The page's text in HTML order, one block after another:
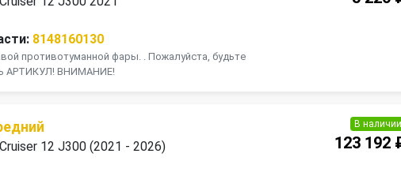
8148160130
противотуманной фары. . Пожалуйста, будьте
АРТИКУЛ! ВНИМАНИЕ!
12 J300 (2021 - 2026)
В наличии
123 192